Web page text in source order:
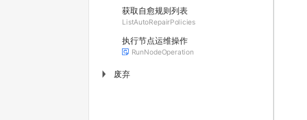
获取自愈规则列表
ListAutoRepairPolicies
执行节点运维操作
RunNodeOperation
▶ 废弃